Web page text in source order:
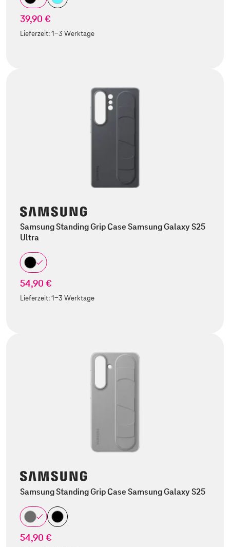
39,90 €
Lieferzeit:1-3 Werktage
Samsung Standing Grip Case Samsung Galaxy S25
Ultra
54,90 €
Lieferzeit:1-3 Werktage
Samsung Standing Grip Case Samsung Galaxy S25
54,90 €